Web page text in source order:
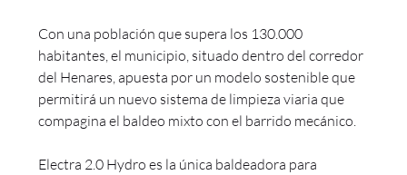
Con una población que supera los 130.000
habitantes, el municipio, situado dentro del corredor
del Henares, apuesta por un modelo sostenible que
permitirá un nuevo sistema de limpieza viaria que
compagina el baldeo mixto con el barrido mecánico.
Electra 2.0 Hydro es la única baldeadora para